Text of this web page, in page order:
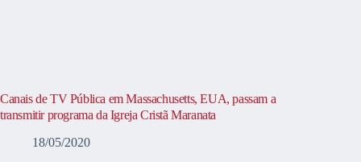
Canais de TV Pública em Massachusetts, EUA, passam a
transmitir programa da Igreja Cristã Maranata
18/05/2020